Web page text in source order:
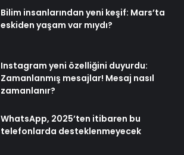
Bilim insanlarından yeni keşif: Mars’ta
eskiden yaşam var mıydı?
Instagram yeni özelliğini duyurdu:
Zamanlanmış mesajlar! Mesaj nasıl
zamanlanır?
WhatsApp, 2025’ten itibaren bu
telefonlarda desteklenmeyecek